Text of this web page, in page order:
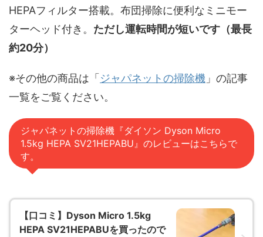
HEPAフィルター搭載。布団掃除に便利なミニモー
ターヘッド付き。 ただし運転時間が短いです（最長
約20分）
※その他の商品は「 ジャパネットの掃除機 」の記事
一覧をご覧ください。
ジャパネットの掃除機『ダイソン Dyson Micro
1.5kg HEPA SV21HEPABU』のレビューはこちらで
す。
【口コミ】Dyson Micro 1.5kg
HEPA SV21HEPABUを買ったので